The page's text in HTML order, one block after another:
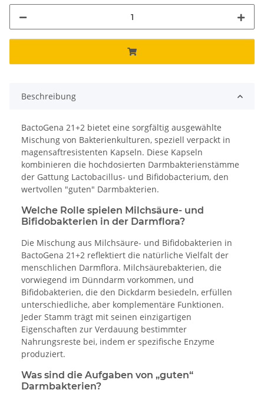
Beschreibung
BactoGena 21+2 bietet eine sorgfältig ausgewählte
Mischung von Bakterienkulturen, speziell verpackt in
magensaftresistenten Kapseln. Diese Kapseln
kombinieren die hochdosierten Darmbakterienstämme
der Gattung Lactobacillus- und Bifidobacterium, den
wertvollen "guten" Darmbakterien.
Welche Rolle spielen Milchsäure- und
Bifidobakterien in der Darmflora?
Die Mischung aus Milchsäure- und Bifidobakterien in
BactoGena 21+2 reflektiert die natürliche Vielfalt der
menschlichen Darmflora. Milchsäurebakterien, die
vorwiegend im Dünndarm vorkommen, und
Bifidobakterien, die den Dickdarm besiedeln, erfüllen
unterschiedliche, aber komplementäre Funktionen.
Jeder Stamm trägt mit seinen einzigartigen
Eigenschaften zur Verdauung bestimmter
Nahrungsreste bei, indem er spezifische Enzyme
produziert.
Was sind die Aufgaben von „guten“
Darmbakterien?